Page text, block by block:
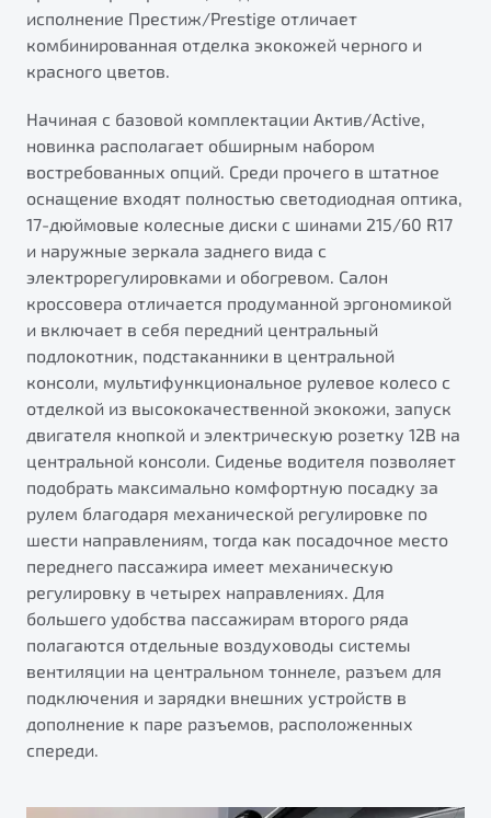
исполнение Престиж/Prestige отличает
комбинированная отделка экокожей черного и
красного цветов.
Начиная с базовой комплектации Актив/Active,
новинка располагает обширным набором
востребованных опций. Среди прочего в штатное
оснащение входят полностью светодиодная оптика,
17-дюймовые колесные диски с шинами 215/60 R17
и наружные зеркала заднего вида с
электрорегулировками и обогревом. Салон
кроссовера отличается продуманной эргономикой
и включает в себя передний центральный
подлокотник, подстаканники в центральной
консоли, мультифункциональное рулевое колесо с
отделкой из высококачественной экокожи, запуск
двигателя кнопкой и электрическую розетку 12В на
центральной консоли. Сиденье водителя позволяет
подобрать максимально комфортную посадку за
рулем благодаря механической регулировке по
шести направлениям, тогда как посадочное место
переднего пассажира имеет механическую
регулировку в четырех направлениях. Для
большего удобства пассажирам второго ряда
полагаются отдельные воздуховоды системы
вентиляции на центральном тоннеле, разъем для
подключения и зарядки внешних устройств в
дополнение к паре разъемов, расположенных
спереди.